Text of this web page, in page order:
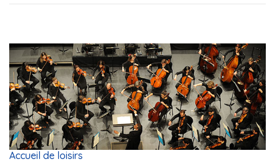
Accueil de loisirs